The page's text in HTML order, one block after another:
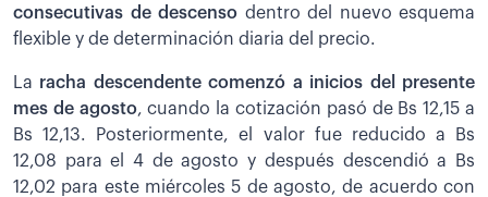
consecutivas de descenso dentro del nuevo esquema
flexible y de determinación diaria del precio.
La racha descendente comenzó a inicios del presente
mes de agosto, cuando la cotización pasó de Bs 12,15 a
Bs 12,13. Posteriormente, el valor fue reducido a Bs
12,08 para el 4 de agosto y después descendió a Bs
12,02 para este miércoles 5 de agosto, de acuerdo con